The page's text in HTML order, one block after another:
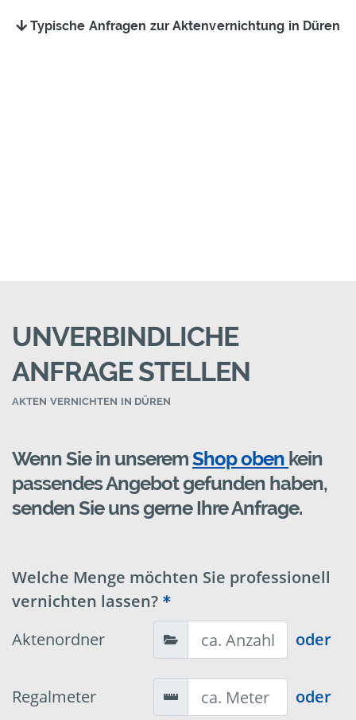
Typische Anfragen zur Aktenvernichtung in Düren
UNVERBINDLICHE
ANFRAGE STELLEN
AKTEN VERNICHTEN IN DÜREN
Wenn Sie in unseremShop oben kein
passendes Angebot gefunden haben,
senden Sie uns gerne Ihre Anfrage.
Welche Menge möchten Sie professionell
vernichten lassen?
Aktenordner
oder
Regalmeter oder